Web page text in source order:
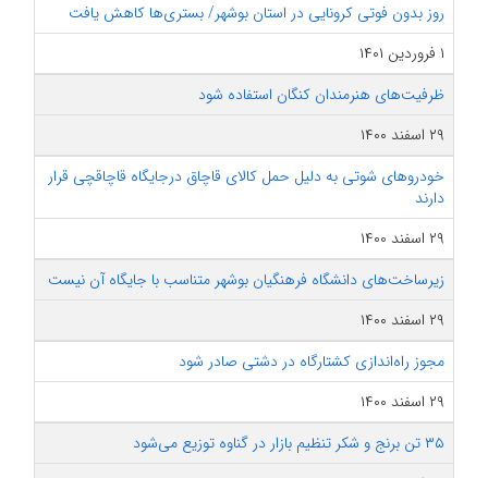
روز بدون فوتی کرونایی در استان بوشهر/ بستری‌ها کاهش یافت
۱ فروردین ۱۴۰۱
ظرفیت‌های هنرمندان کنگان استفاده شود
۲۹ اسفند ۱۴۰۰
خودروهای شوتی به دلیل حمل کالای قاچاق درجایگاه قاچاقچی قرار
دارند
۲۹ اسفند ۱۴۰۰
زیرساخت‌های دانشگاه فرهنگیان بوشهر متناسب با جایگاه آن نیست
۲۹ اسفند ۱۴۰۰
مجوز راه‌اندازی کشتارگاه در دشتی صادر شود
۲۹ اسفند ۱۴۰۰
۳۵ تن برنج و شکر تنظیم بازار در گناوه توزیع می‌شود